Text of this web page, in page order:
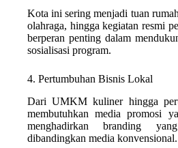
Kota ini sering menjadi tuan
olahraga, hingga kegiatan resmi
berperan penting dalam
sosialisasi program.
4. Pertumbuhan Bisnis Lokal
Dari UMKM kuliner hingga
membutuhkan media promosi
menghadirkan branding
dibandingkan media konvensional.